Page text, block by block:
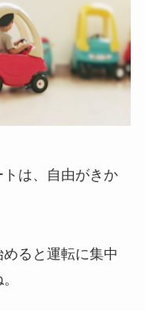
は、自由がきか
ると運転に集中